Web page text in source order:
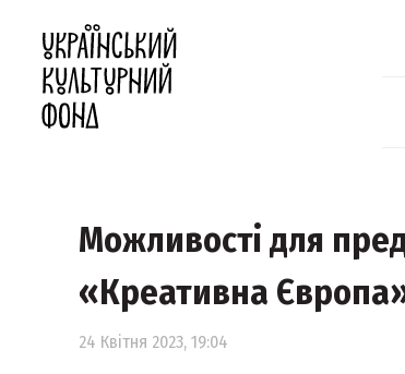
Можливості для
«Креативна Європа»
24 Квітня 2023, 19:04